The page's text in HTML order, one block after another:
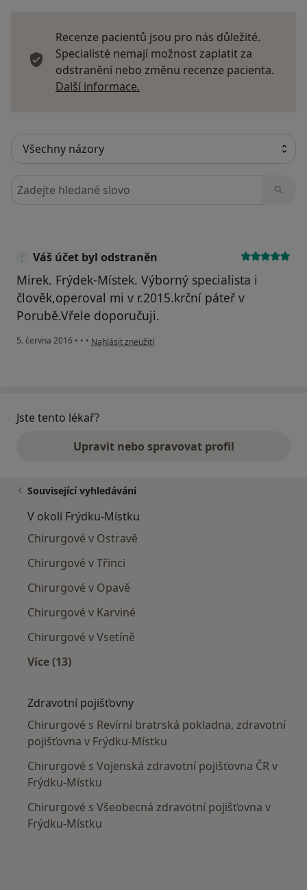
Recenze pacientů jsou pro nás důležité.
Specialisté nemají možnost zaplatit za
odstranění nebo změnu recenze pacienta.
Další informace.
Hledejte v názorech
Váš účet byl odstraněn
Mirek. Frýdek-Místek. Výborný specialista i
člověk,operoval mi v r.2015.krční páteř v
Porubě.Vřele doporučuji.
5. června 2016 • • • podle názoru uživatele Váš účet byl odstraněn
Nahlásit zneužití
Jste tento lékař?
Upravit nebo spravovat profil
Související vyhledávání
V okolí Frýdku-Místku
Chirurgové v Ostravě
Chirurgové v Třinci
Chirurgové v Opavě
Chirurgové v Karviné
Chirurgové v Vsetíně
Více (13)
Zdravotní pojišťovny
Chirurgové s Revírní bratrská pokladna, zdravotní
pojišťovna v Frýdku-Místku
Chirurgové s Vojenská zdravotní pojišťovna ČR v
Frýdku-Místku
Chirurgové s Všeobecná zdravotní pojišťovna v
Frýdku-Místku